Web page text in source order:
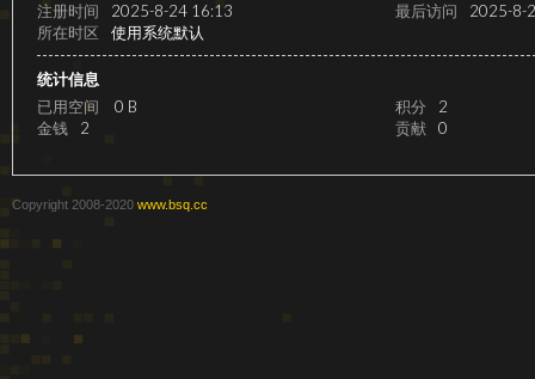
速
注册时间
2025-8-24 16:13 最后访问
2025-8-
所在时区
使用系统默认
统计信息
已用空间
0 B 积分
2
金钱
2 贡献 0
Copyright 2008-2020 www.bsq.cc